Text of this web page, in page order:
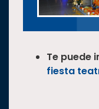
Te puede
fiesta